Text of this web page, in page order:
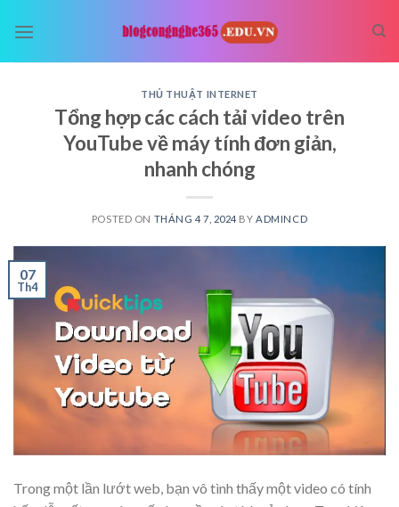
THỦ THUẬT INTERNET
Tổng hợp các cách tải video trên
YouTube về máy tính đơn giản,
nhanh chóng
POSTED ON THÁNG 4 7, 2024 BY ADMINCD
07
Th4
Trong một lần lướt web, bạn vô tình thấy một video có tính